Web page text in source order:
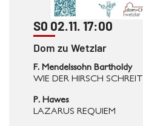
S0 02.11. 17:00
Dom zu Wetzlar
F. Mendelssohn Bartholdy
WIE DER HIRSCH SCHREIT
P. Hawes
LAZARUS REQUIEM